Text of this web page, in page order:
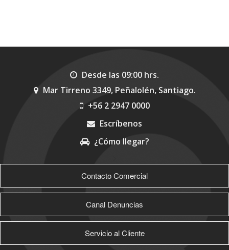
Desde las 09:00 hrs.
Mar Tirreno 3349, Peñalolén, Santiago.
+56 2 2947 0000
Escríbenos
¿Cómo llegar?
Contacto Comercial
Canal Denuncias
Servicio al Cliente